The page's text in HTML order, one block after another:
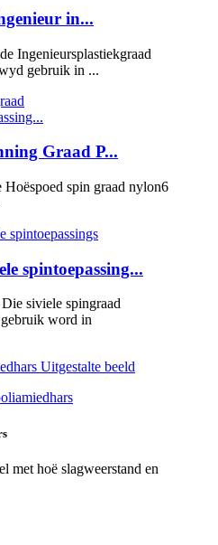
in...
Ingenieursplastiekgraad
gebruik in ...
Graad P...
Hoëspoed spin graad nylon6
spintoepassing...
siviele spingraad
word in
met hoë slagweerstand en